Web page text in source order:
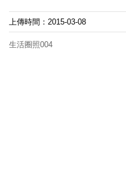
上傳時間：2015-03-08
生活圈照004